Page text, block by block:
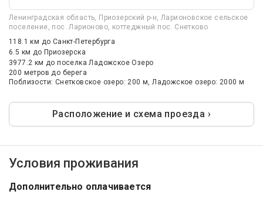
Ленинградская область, Приозерский р-н, Ларионовское сельское
поселение, пос. Ларионово, коттеджный пос. Снетково
118.1 км до Санкт-Петербурга
6.5 км до Приозерска
3977.2 кмдо поселка Ладожское Озеро
200 метров до берега
Поблизости: Снетковское озеро: 200 м, Ладожское озеро: 2000 м
Расположение и схема проезда ›
Условия проживания
Дополнительно оплачивается